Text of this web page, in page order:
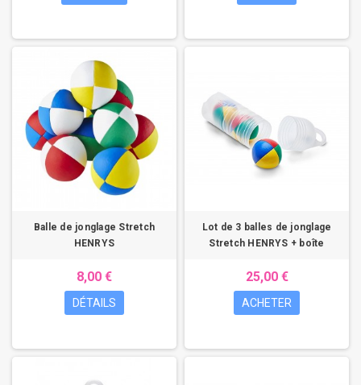
Balle de jonglage Stretch
HENRYS
8,00 €
DÉTAILS
Lot de 3 balles de jonglage
Stretch HENRYS + boîte
25,00 €
ACHETER